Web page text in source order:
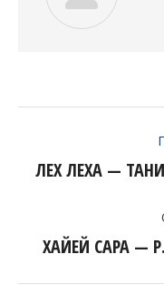
ПО
ЛЕХ ЛЕХА —
ХАЙЕЙ САРА —